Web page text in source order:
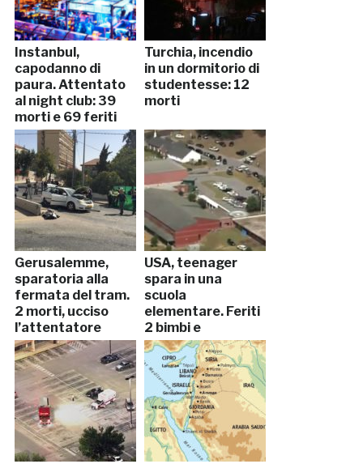
Instanbul,
capodanno di
paura. Attentato
al night club: 39
morti e 69 feriti
Turchia, incendio
in un dormitorio di
studentesse: 12
morti
Gerusalemme,
sparatoria alla
fermata del tram.
2 morti, ucciso
l’attentatore
USA, teenager
spara in una
scuola
elementare. Feriti
2 bimbi e
insegnante